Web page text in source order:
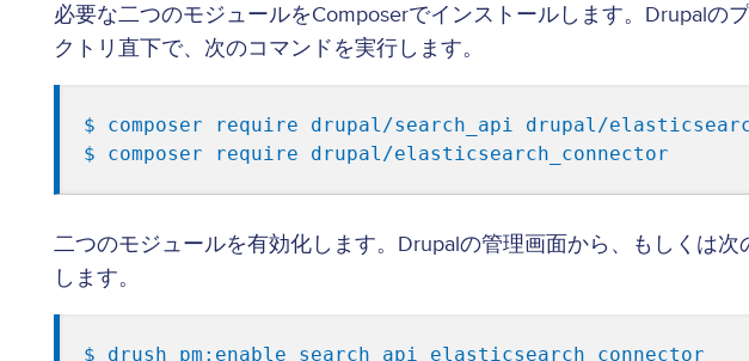
必要な二つのモジュールをComposerでインストールします。Drupalの
クトリ直下で、次のコマンドを実行します。
$ composer require drupal/search_api drupal/
二つのモジュールを有効化します。Drupalの管理画面から、もしくは次
します。